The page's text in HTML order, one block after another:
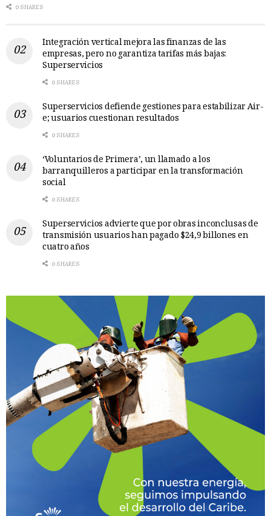
0 SHARES
Integración vertical mejora las finanzas de las
empresas, pero no garantiza tarifas más bajas:
Superservicios
0 SHARES
Superservicios defiende gestiones para estabilizar Air-
e; usuarios cuestionan resultados
0 SHARES
‘Voluntarios de Primera’, un llamado a los
barranquilleros a participar en la transformación
social
0 SHARES
Superservicios advierte que por obras inconclusas de
transmisión usuarios han pagado $24,9 billones en
cuatro años
0 SHARES